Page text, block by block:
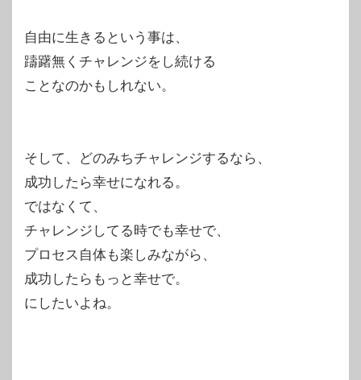
自由に生きるという事は、
躊躇無くチャレンジをし続ける
ことなのかもしれない。
そして、どのみちチャレンジするなら、
成功したら幸せになれる。
ではなくて、
チャレンジしてる時でも幸せで、
プロセス自体も楽しみながら、
成功したらもっと幸せで。
にしたいよね。